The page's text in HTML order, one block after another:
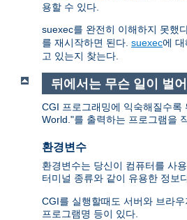
용할 수 있다.
suexec를 완전히 이해하지 못했
를 재시작하면 된다. suexec에 대
고 있는지 찾는다.
뒤에서는 무슨 일이 벌
CGI 프로그래밍에 익숙해질수
World."를 출력하는 프로그램을
환경변수
환경변수는 당신이 컴퓨터를 사
터미널 종류와 같이 유용한 정보
CGI를 실행할때도 서버와 브라
프로그램명 등이 있다.